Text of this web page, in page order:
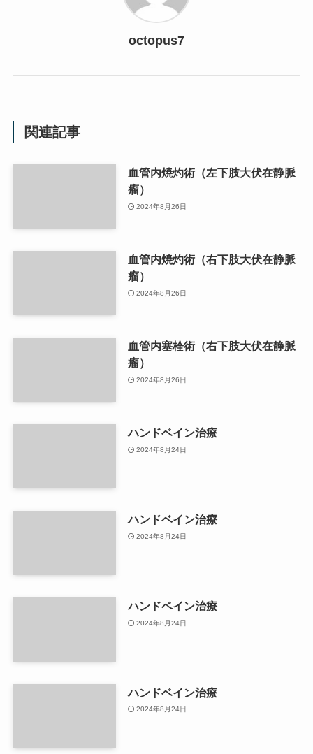
octopus7
関連記事
血管内焼灼術（左下肢大伏在静脈
瘤）
2024年8月26日
血管内焼灼術（右下肢大伏在静脈
瘤）
2024年8月26日
血管内塞栓術（右下肢大伏在静脈
瘤）
2024年8月26日
ハンドベイン治療
2024年8月24日
ハンドベイン治療
2024年8月24日
ハンドベイン治療
2024年8月24日
ハンドベイン治療
2024年8月24日